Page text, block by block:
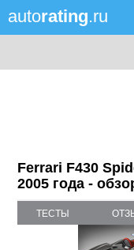
autorating.ru
Ferrari F430
2005 года -
ТЕСТЫ